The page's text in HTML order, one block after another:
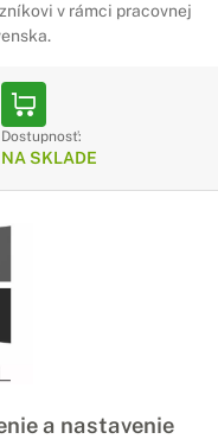
v rámci pracovnej
Dostupnosť:
NA SKLADE
a nastavenie